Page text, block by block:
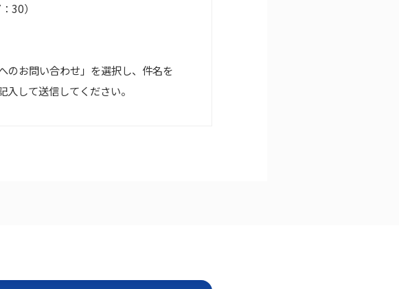
30）
お問い合わせ」を選択し、件名を
入して送信してください。